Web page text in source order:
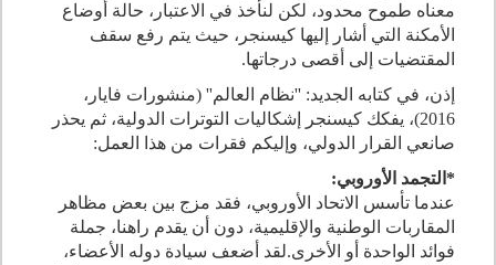
معناه طموح محدود، لكن لنأخذ في الاعتبار، حالة أوضاع
الأمكنة التي أشار إليها كيسنجر، حيث يتم رفع سقف
المقتضيات إلى أقصى درجاتها.
إذن، في كتابه الجديد: ''نظام العالم'' (منشورات فايار،
2016)، يفكك كيسنجر إشكاليات التوترات الدولية، ثم يحذر
صانعي القرار الدولي، وإليكم فقرات من هذا العمل:
* التجمد الأوروبي:
عندما تأسس الاتحاد الأوروبي، فقد مزج بين بعض مظاهر
المقاربات الوطنية والإقليمية، دون أن يقدم راهنا، جملة
فوائد الواحدة أو الأخرى.لقد أضعف سيادة دوله الأعضاء،